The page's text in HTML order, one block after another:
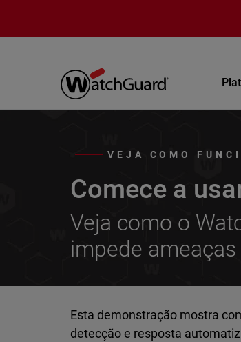
VEJA COMO
Comece a
Veja como o
impede
Esta demonstração mostra
detecção e resposta